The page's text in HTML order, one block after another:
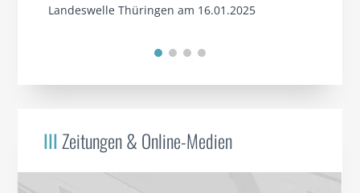
Landeswelle Thüringen am 16.01.2025
IIIZeitungen & Online-Medien